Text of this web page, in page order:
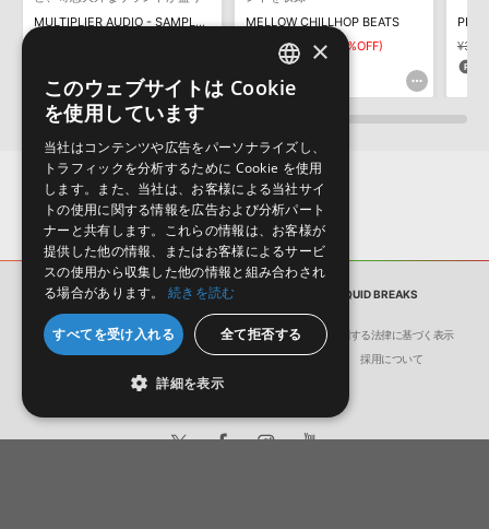
そのものをお使いいただくことはできません。また、デモソングを
構成する全てのサウンドが、サンプルパックに含まれていることを
ダウンロード製品という性質上、一切の返品・返金はお受け付け致
しかねます。
MULTIPLIER AUDIO - SAMPLE ROUND-UP VOL. 1
MELLOW CHILLHOP BEATS
¥8,481 ¥5,936(30%OFF)
178pt
サンプルパック LENNY DEE - MUSICAL LIQUID BREAKS
会社概要 環境保護（CSR）への取り組み
特定商取引に関する法律に基づく表示
サイト動作環境
利用規約 個人情報の保護について 採用について
ENGLISH
×
このウェブサイトは Cookie
を使用しています
当社はコンテンツや広告をパーソナライズし、
トラフィックを分析するために Cookie を使用
します。また、当社は、お客様による当社サイ
トの使用に関する情報を広告および分析パート
ナーと共有します。これらの情報は、お客様が
提供した他の情報、またはお客様によるサービ
スの使用から収集した他の情報と組み合わされ
る場合があります。
続きを読む
すべてを受け入れる 全て拒否する
詳細を表示